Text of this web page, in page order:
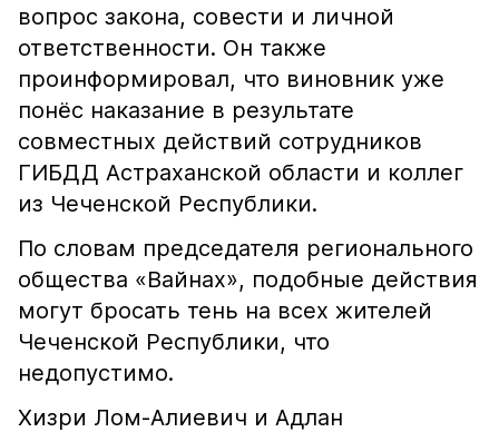
вопрос закона, совести и личной
ответственности. Он также
проинформировал, что виновник уже
понёс наказание в результате
совместных действий сотрудников
ГИБДД Астраханской области и коллег
из Чеченской Республики.
По словам председателя регионального
общества «Вайнах», подобные действия
могут бросать тень на всех жителей
Чеченской Республики, что
недопустимо.
Хизри Лом-Алиевич и Адлан